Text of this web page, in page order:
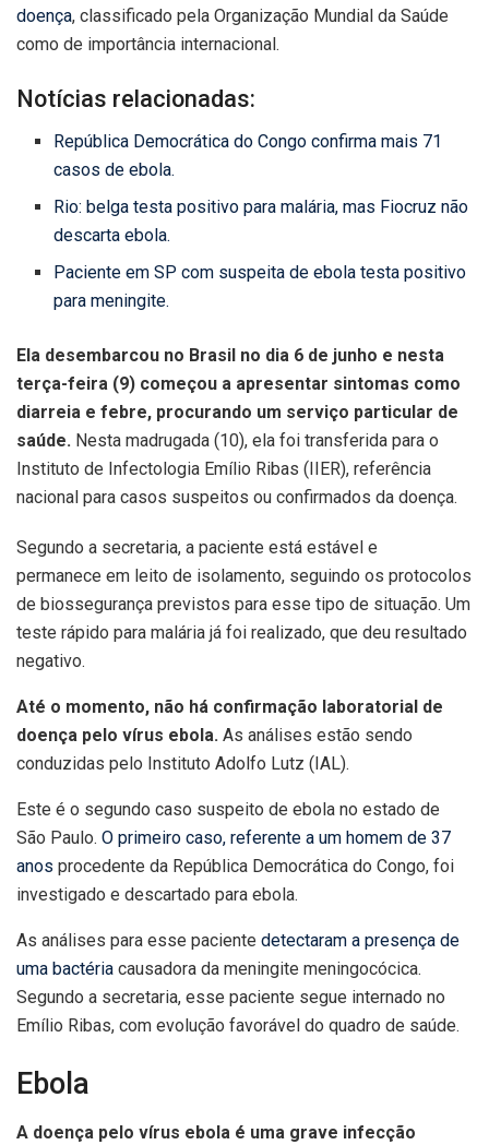
doença, classificado pela Organização Mundial da Saúde
como de importância internacional.
Notícias relacionadas:
República Democrática do Congo confirma mais 71
casos de ebola.
Rio: belga testa positivo para malária, mas Fiocruz não
descarta ebola.
Paciente em SP com suspeita de ebola testa positivo
para meningite.
Ela desembarcou no Brasil no dia 6 de junho e nesta
terça-feira (9) começou a apresentar sintomas como
diarreia e febre, procurando um serviço particular de
saúde. Nesta madrugada (10), ela foi transferida para o
Instituto de Infectologia Emílio Ribas (IIER), referência
nacional para casos suspeitos ou confirmados da doença.
Segundo a secretaria, a paciente está estável e
permanece em leito de isolamento, seguindo os protocolos
de biossegurança previstos para esse tipo de situação. Um
teste rápido para malária já foi realizado, que deu resultado
negativo.
Até o momento, não há confirmação laboratorial de
doença pelo vírus ebola. As análises estão sendo
conduzidas pelo Instituto Adolfo Lutz (IAL).
Este é o segundo caso suspeito de ebola no estado de
São Paulo. O primeiro caso, referente a um homem de 37
anos procedente da República Democrática do Congo, foi
investigado e descartado para ebola.
As análises para esse paciente detectaram a presença de
uma bactéria causadora da meningite meningocócica.
Segundo a secretaria, esse paciente segue internado no
Emílio Ribas, com evolução favorável do quadro de saúde.
Ebola
A doença pelo vírus ebola é uma grave infecção